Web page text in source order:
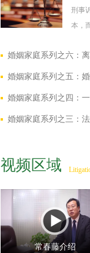
刑事
本，
婚姻家庭系列之六：
婚姻家庭系列之五：
婚姻家庭系列之四：
婚姻家庭系列之三：
视频区域
常春藤介绍